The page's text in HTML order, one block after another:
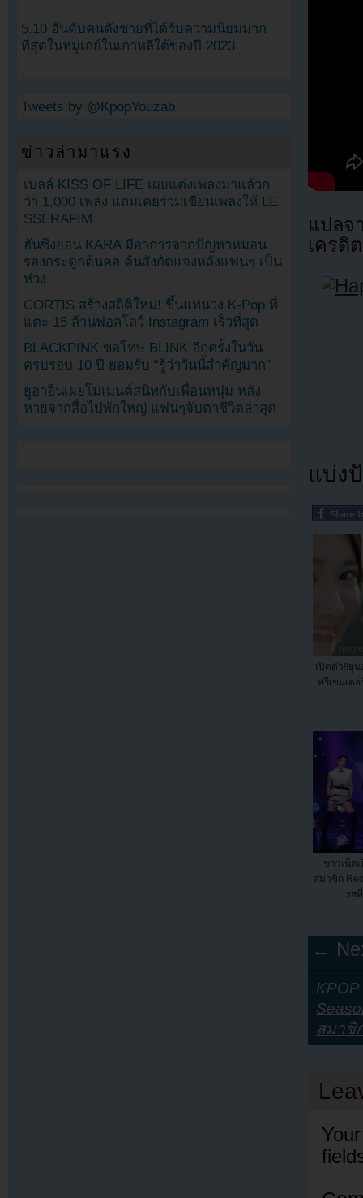
แปล
เครดิ
แบ่ง
เปิดตัว!!ยุน
พรีเซนเต
ชาวเน็ต
สมาชิก
รส
←
สมาชิ
5.10 อันดับคนดังชายที่ได้รับความนิยมมาก
ที่สุดในหมู่เกย์ในเกาหลีใต้ของปี 2023
Tweets by @KpopYouzab
ข่าวล่ามาแรง
เบลล์ KISS OF LIFE เผยแต่งเพลงมาแล้วก
ว่า 1,000 เพลง แถมเคยร่วมเขียนเพลงให้ LE
SSERAFIM
ฮันซึงยอน KARA มีอาการจากปัญหาหมอน
รองกระดูกต้นคอ ต้นสังกัดแจงหลังแฟนๆ เป็น
ห่วง
CORTIS สร้างสถิติใหม่! ขึ้นแท่นวง K-Pop ที่
แตะ 15 ล้านฟอลโลว์ Instagram เร็วที่สุด
BLACKPINK ขอโทษ BLINK อีกครั้งในวัน
ครบรอบ 10 ปี ยอมรับ “รู้ว่าวันนี้สำคัญมาก”
ยูอาอินเผยโมเมนต์สนิทกับเพื่อนหนุ่ม หลัง
หายจากสื่อไปพักใหญ่ แฟนๆจับตาชีวิตล่าสุด